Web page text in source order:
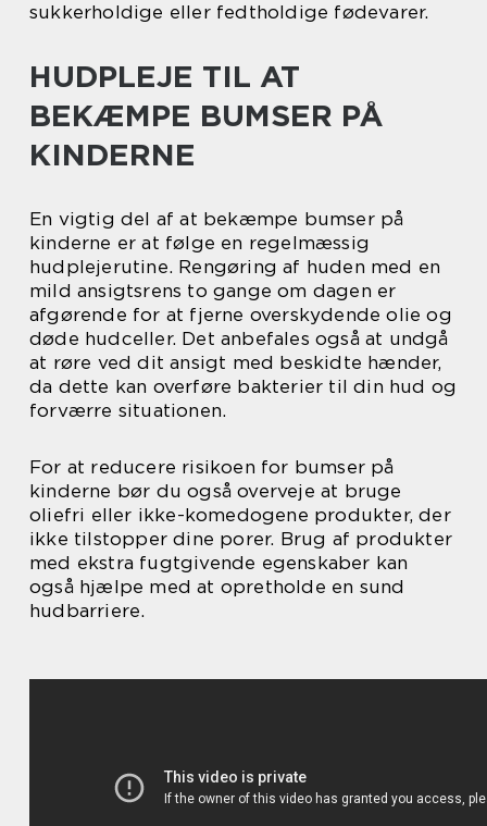
sukkerholdige eller fedtholdige fødevarer.
HUDPLEJE TIL AT
BEKÆMPE BUMSER PÅ
KINDERNE
En vigtig del af at bekæmpe bumser på
kinderne er at følge en regelmæssig
hudplejerutine. Rengøring af huden med en
mild ansigtsrens to gange om dagen er
afgørende for at fjerne overskydende olie og
døde hudceller. Det anbefales også at undgå
at røre ved dit ansigt med beskidte hænder,
da dette kan overføre bakterier til din hud og
forværre situationen.
For at reducere risikoen for bumser på
kinderne bør du også overveje at bruge
oliefri eller ikke-komedogene produkter, der
ikke tilstopper dine porer. Brug af produkter
med ekstra fugtgivende egenskaber kan
også hjælpe med at opretholde en sund
hudbarriere.